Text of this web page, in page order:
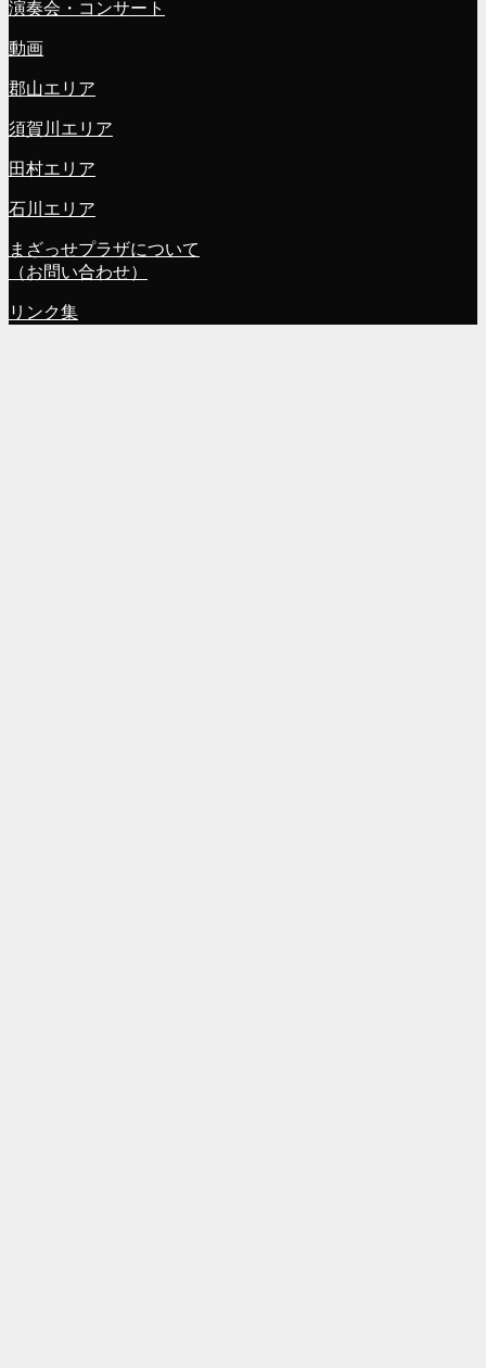
演奏会・コンサート
動画
郡山エリア
須賀川エリア
田村エリア
石川エリア
まざっせプラザについて
（お問い合わせ）
リンク集